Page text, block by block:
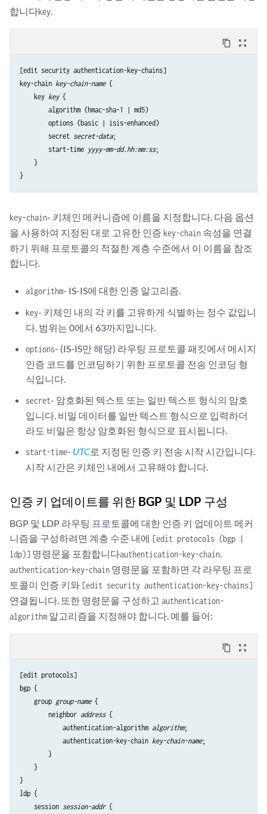
합니다key.
content_copy zoom_out_map
[edit security authentication-key-chains]
key-chain key-chain-name {
    key
key {
        algorithm (hmac-sha-1 | md5)
        options (basic | isis-enhanced)
        secret
secret-data;
        start-time
yyyy-mm-dd.hh:mm:ss;
    }
key-chain- 키체인 메커니즘에 이름을 지정합니다. 다음 옵션
을 사용하여 지정된 대로 고유한 인증 key-chain 속성을 연결
하기 위해 프로토콜의 적절한 계층 수준에서 이 이름을 참조
합니다.
algorithm- IS-IS에 대한 인증 알고리즘.
key- 키체인 내의 각 키를 고유하게 식별하는 정수 값입니
다. 범위는 0에서 63까지입니다.
options- (IS-IS만 해당) 라우팅 프로토콜 패킷에서 메시지
인증 코드를 인코딩하기 위한 프로토콜 전송 인코딩 형
식입니다.
secret- 암호화된 텍스트 또는 일반 텍스트 형식의 암호
입니다. 비밀 데이터를 일반 텍스트 형식으로 입력하더
라도 비밀은 항상 암호화된 형식으로 표시됩니다.
start-time- UTC로 지정된 인증 키 전송 시작 시간입니다.
시작 시간은 키체인 내에서 고유해야 합니다.
인증 키 업데이트를 위한 BGP 및 LDP 구성
BGP 및 LDP 라우팅 프로토콜에 대한 인증 키 업데이트 메커
니즘을 구성하려면 계층 수준 내에 [edit protocols (bgp |
ldp)] 명령문을 포함합니다authentication-key-chain
authentication-key-chain 명령문을 포함하면 각 라우팅 프로
토콜이 인증 키와 [edit security authentication-key-chains]
연결됩니다. 또한 명령문을 구성하고 authentication-
algorithm 알고리즘을 지정해야 합니다. 예를 들어:
content_copy zoom_out_map
[edit protocols]
bgp {
    group
group-name {
        neighbor
address {
            authentication-algorithm
algorithm;
            authentication-key-chain
key-chain-name;
        }
    }
}
ldp {
    session
session-addr {